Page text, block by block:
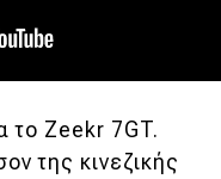
το Zeekr 7GT.
της κινεζικής